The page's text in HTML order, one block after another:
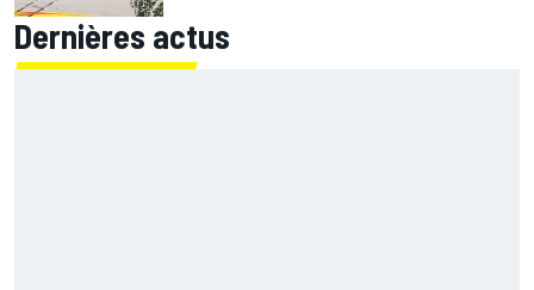
Dernières actus